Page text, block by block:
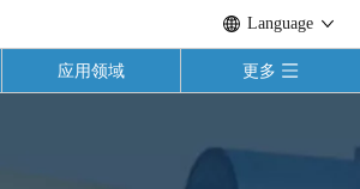
Language
应用领域 更多